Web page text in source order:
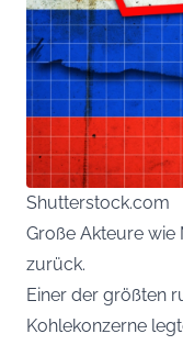
Shutterstock.com
Große Akteure wie
zurück.
Einer der größten
Kohlekonzerne